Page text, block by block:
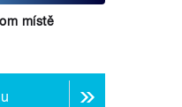
místě